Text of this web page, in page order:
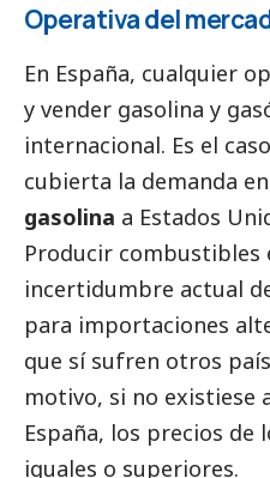
Operativa del
En España, cualquier
y vender gasolina y
internacional. Es el
cubierta la demanda
gasolina a Estados
Producir combustibles
incertidumbre actual
para importaciones
que sí sufren otros
motivo, si no existiese
España, los precios
iguales o superiores.